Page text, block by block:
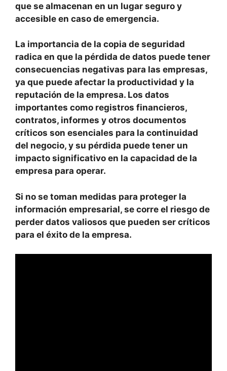
que se almacenan en un lugar seguro y
accesible en caso de emergencia.
La importancia de la copia de seguridad
radica en que la pérdida de datos puede tener
consecuencias negativas para las empresas,
ya que puede afectar la productividad y la
reputación de la empresa. Los datos
importantes como registros financieros,
contratos, informes y otros documentos
críticos son esenciales para la continuidad
del negocio, y su pérdida puede tener un
impacto significativo en la capacidad de la
empresa para operar.
Si no se toman medidas para proteger la
información empresarial, se corre el riesgo de
perder datos valiosos que pueden ser críticos
para el éxito de la empresa.